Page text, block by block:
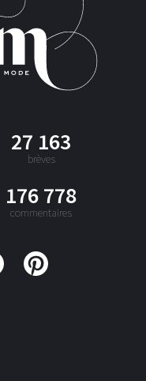
27 163
brèves
176 778
commentaires